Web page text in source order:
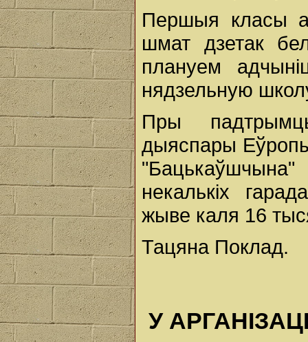
Першыя класы
шмат дзетак
плануем
нядзельную
Пры
дыяспары
некалькіх
жыве каля 16
Тацяна Поклад.
У